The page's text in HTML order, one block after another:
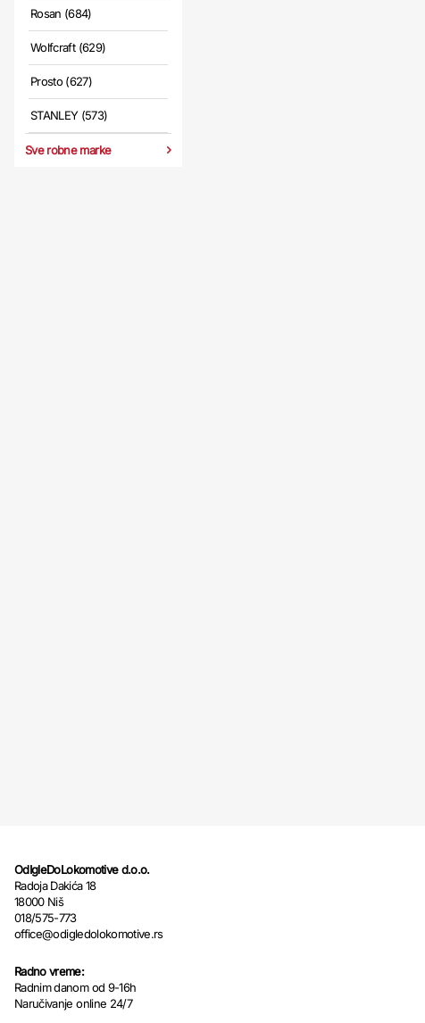
Rosan (684)
Wolfcraft (629)
Prosto (627)
STANLEY (573)
Sve robne marke
OdIgleDoLokomotive d.o.o.
Radoja Dakića 18
18000 Niš
018/575-773
office@odigledolokomotive.rs
Radno vreme:
Radnim danom od 9-16h
Naručivanje online 24/7